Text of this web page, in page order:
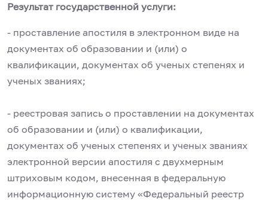
Результат государственной услуги:
- проставление апостиля в электронном виде на
документах об образовании и (или) о
квалификации, документах об ученых степенях и
ученых званиях;
- реестровая запись о проставлении на документах
об образовании и (или) о квалификации,
документах об ученых степенях и ученых званиях
электронной версии апостиля с двухмерным
штриховым кодом, внесенная в федеральную
информационную систему «Федеральный реестр